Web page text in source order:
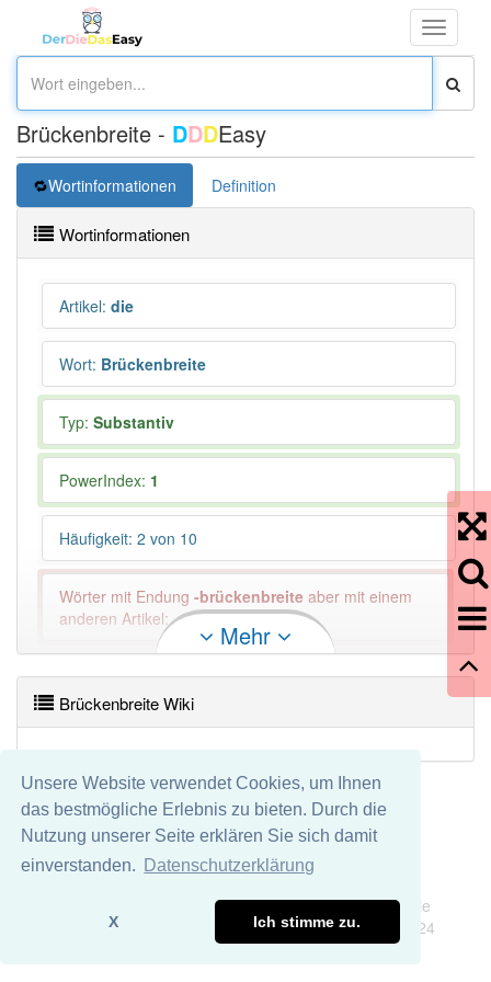
Unsere Website verwendet Cookies, um Ihnen
das bestmögliche Erlebnis zu bieten. Durch die
Nutzung unserer Seite erklären Sie sich damit
einverstanden.
Datenschutzerklärung
X Ich stimme zu.
Toggle
Brückenbreite - DDDEasy
Wortinformationen Definition
Wortinformationen
Artikel: die
Wort: Brückenbreite
Typ: Substantiv
PowerIndex: 1
Häufigkeit: 2 von 10
Wörter mit Endung -brückenbreite aber mit einem
anderen Artikel: -1
81% unserer Spielapp-Nutzer haben den Artikel
korrekt erraten.
Mehr
Brückenbreite Wiki
Wir übernehmen keine Garantie und keine Haftung für die
Richtigkeit und Vollständigkeit dieser Seite. DDDEasy 2024